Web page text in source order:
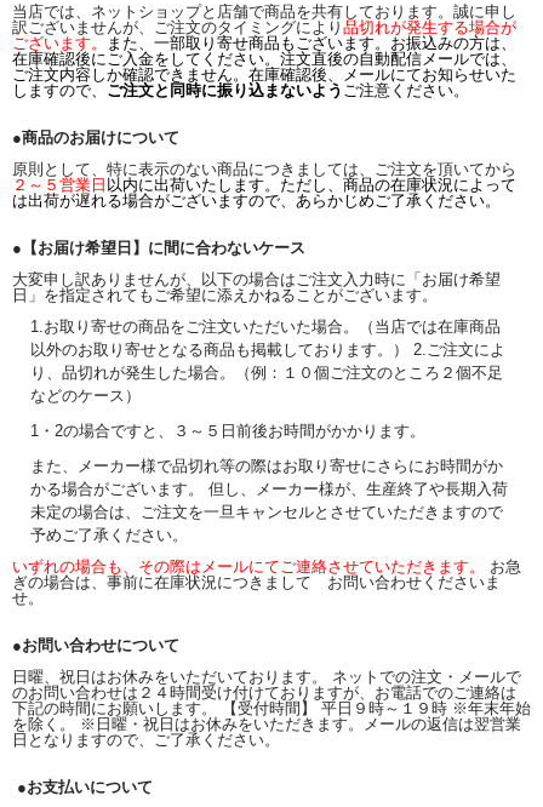
当店では、ネットショップと店舗で商品を共有しております。誠に申し
訳ございませんが、ご注文のタイミングにより 品切れが発生する場合が
ございます。
また、一部取り寄せ商品もございます。お振込みの方は、
在庫確認後にご入金をしてください。注文直後の自動配信メールでは、
ご注文内容しか確認できません。在庫確認後、メールにてお知らせいた
しますので、 ご注文と同時に振り込まないよう ご注意ください。
●商品のお届けについて
原則として、特に表示のない商品につきましては、ご注文を頂いてから
２～５営業日 以内に出荷いたします。ただし、商品の在庫状況によって
は出荷が遅れる場合がございますので、あらかじめご了承ください。
●【お届け希望日】に間に合わないケース
大変申し訳ありませんが、以下の場合はご注文入力時に「お届け希望
日」を指定されてもご希望に添えかねることがございます。
1.お取り寄せの商品をご注文いただいた場合。（当店では在庫商品
以外のお取り寄せとなる商品も掲載しております。） 2.ご注文によ
り、品切れが発生した場合。（例：１０個ご注文のところ２個不足
などのケース）
1・2の場合ですと、３～５日前後お時間がかかります。
また、メーカー様で品切れ等の際はお取り寄せにさらにお時間がか
かる場合がございます。 但し、メーカー様が、生産終了や長期入荷
未定の場合は、ご注文を一旦キャンセルとさせていただきますので
予めご了承ください。
いずれの場合も、その際はメールにてご連絡させていただきます。 お急
ぎの場合は、事前に在庫状況につきまして お問い合わせくださいま
せ。
●お問い合わせについて
日曜、祝日はお休みをいただいております。 ネットでの注文・メールで
のお問い合わせは２４時間受け付けておりますが、お電話でのご連絡は
下記の時間にお願いします。 【受付時間】 平日９時～１９時 ※年末年始
を除く。 ※日曜・祝日はお休みをいただきます。メールの返信は翌営業
日となりますので、ご了承ください。
●お支払いについて